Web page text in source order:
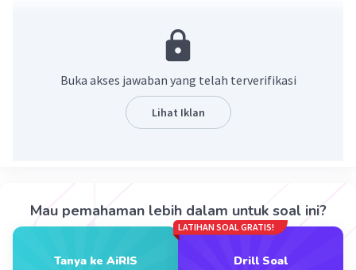
Yuk simak pembahasan berikut.
dasar akuntansi yang merupakan kewajiban
perusahaan untuk membayar sejumlah uang
kepada pihak di luar perusahaan.
Beri Rating·0.0 0) Balas
Buka akses jawaban yang telah terverifikasi
Lihat Iklan
Mau pemahaman lebih dalam untuk soal ini?
Tanya ke AiRIS
LATIHAN SOAL GRATIS!
Drill Soal